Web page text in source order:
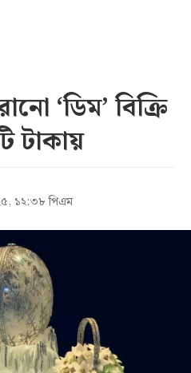
‘ডিম’ বিক্রি
টাকায়
১২:৩৮ পিএম